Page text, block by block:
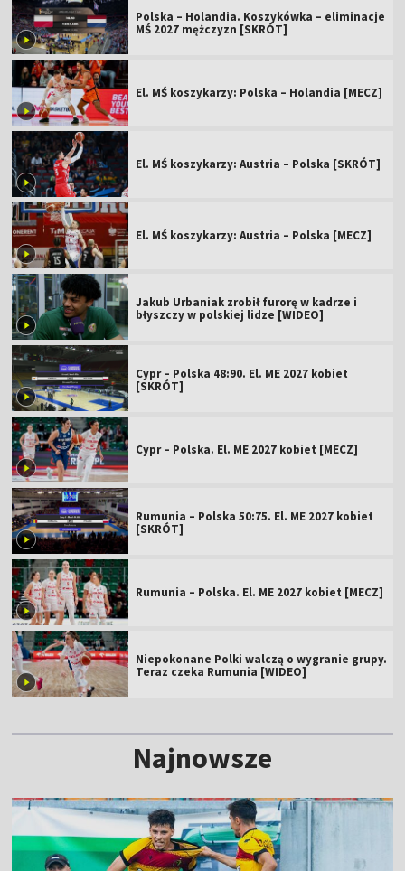
Polska – Holandia. Koszykówka – eliminacje
MŚ 2027 mężczyzn [SKRÓT]
El. MŚ koszykarzy: Polska – Holandia [MECZ]
El. MŚ koszykarzy: Austria – Polska [SKRÓT]
El. MŚ koszykarzy: Austria – Polska [MECZ]
Jakub Urbaniak zrobił furorę w kadrze i
błyszczy w polskiej lidze [WIDEO]
Cypr – Polska 48:90. El. ME 2027 kobiet
[SKRÓT]
Cypr – Polska. El. ME 2027 kobiet [MECZ]
Rumunia – Polska 50:75. El. ME 2027 kobiet
[SKRÓT]
Rumunia – Polska. El. ME 2027 kobiet [MECZ]
Niepokonane Polki walczą o wygranie grupy.
Teraz czeka Rumunia [WIDEO]
Najnowsze